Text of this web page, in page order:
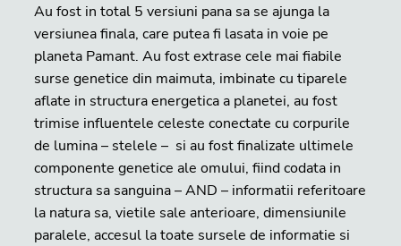
Au fost in total 5 versiuni pana sa se ajunga la
versiunea finala, care putea fi lasata in voie pe
planeta Pamant. Au fost extrase cele mai fiabile
surse genetice din maimuta, imbinate cu tiparele
aflate in structura energetica a planetei, au fost
trimise influentele celeste conectate cu corpurile
de lumina – stelele – si au fost finalizate ultimele
componente genetice ale omului, fiind codata in
structura sa sanguina – AND – informatii referitoare
la natura sa, vietile sale anterioare, dimensiunile
paralele, accesul la toate sursele de informatie si